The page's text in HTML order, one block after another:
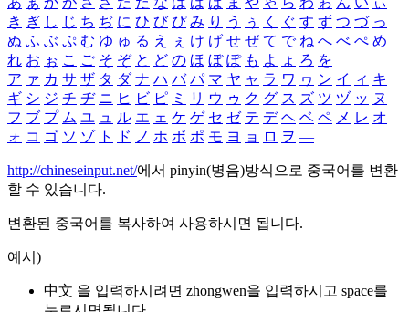
き ぎ し じ ち ぢ に ひ び ぴ み り う ぅ く ぐ す ず つ づ っ
ぬ ふ ぶ ぷ む ゆ ゅ る え ぇ け げ せ ぜ て で ね へ べ ぺ め
れ お ぉ こ ご そ ぞ と ど の ほ ぼ ぽ も よ ょ ろ を
ア ァ カ サ ザ タ ダ ナ ハ バ パ マ ヤ ャ ラ ワ ヮ ン イ ィ キ
ギ シ ジ チ ヂ ニ ヒ ビ ピ ミ リ ウ ゥ ク グ ス ズ ツ ヅ ッ ヌ
フ ブ プ ム ユ ュ ル エ ェ ケ ゲ セ ゼ テ デ ヘ ベ ペ メ レ オ
ォ コ ゴ ソ ゾ ト ド ノ ホ ボ ポ モ ヨ ョ ロ ヲ ―
http://chineseinput.net/에서 pinyin(병음)방식으로 중국어를 변환
할 수 있습니다.
변환된 중국어를 복사하여 사용하시면 됩니다.
예시)
中文 을 입력하시려면 zhongwen을 입력하시고 space를